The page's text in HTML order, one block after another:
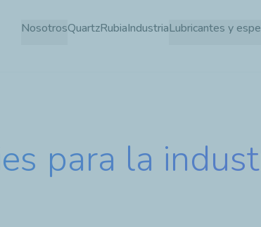
Pasar
NosotrosQuartzRubiaIndustriaLubricantes y
para la